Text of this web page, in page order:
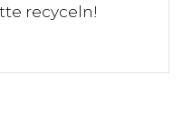
recyceln!